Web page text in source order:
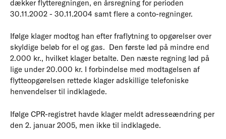
dækker flytteregningen, en årsregning for perioden
30.11.2002 - 30.11.2004 samt flere a conto-regninger.
Ifølge klager modtog han efter fraflytning to opgørelser over
skyldige beløb for el og gas. Den første lød på mindre end
2.000 kr., hvilket klager betalte. Den næste regning lød på
lige under 20.000 kr. I forbindelse med modtagelsen af
flytteopgørelsen rettede klager adskillige telefoniske
henvendelser til indklagede.
Ifølge CPR-registret havde klager meldt adresseændring per
den 2. januar 2005, men ikke til indklagede.